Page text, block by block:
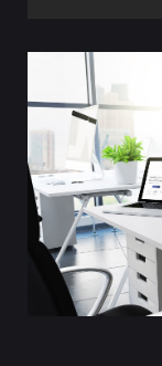
2. 三次點
3. 簡單易懂
4. 內容充實
5. 站內搜
3. 網站背後
址導向設定
1. 程式問
2. 網站後
3. SSL加